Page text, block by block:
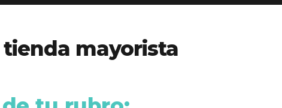
mayorista